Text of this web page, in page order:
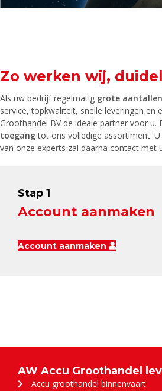
Zo werken wij,
Als uw bedrijf regelmatig grote aantallen
service, topkwaliteit, snelle leveringen en
Groothandel BV de ideale partner voor u.
toegangtot ons volledige assortiment.
van onze experts zal daarna contact
Stap 1
Account aanmaken
Account aanmaken
AW Accu Groothandel
Accu groothandel binnenvaart